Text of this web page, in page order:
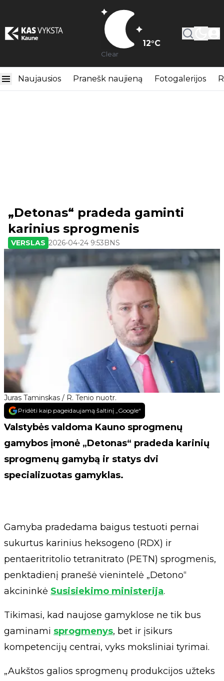
12°C
Clear
Naujausios Pranešk naujieną Fotogalerijos
Juras Taminskas / R. Tenio nuotr.
„Detonas“ pradeda gaminti
karinius sprogmenis
VERSLAS 2026-04-24 9:53BNS
Pridėti kaip pageidaujamą šaltinį „Google“
Valstybės valdoma Kauno sprogmenų
gamybos įmonė „Detonas“ pradeda karinių
sprogmenų gamybą ir statys dvi
specializuotas gamyklas.
Gamyba pradedama baigus testuoti pernai
sukurtus karinius heksogeno (RDX) ir
pentaeritritolio tetranitrato (PETN) sprogmenis,
penktadienį pranešė vienintelė „Detono“
akcininkė Susisiekimo ministerija.
Tikimasi, kad naujose gamyklose ne tik bus
gaminami sprogmenys, bet ir įsikurs
kompetencijų centrai, vyks moksliniai tyrimai.
„Aukštos galios sprogmenų produkcijos užteks